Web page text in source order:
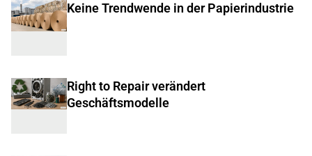
Keine Trendwende in der Papierindustrie
Right to Repair verändert
Geschäftsmodelle